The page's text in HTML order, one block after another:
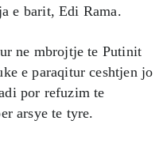
e barit, Edi Rama.
ne mbrojtje te Putinit
e paraqitur ceshtjen jo
por refuzim te
arsye te tyre.